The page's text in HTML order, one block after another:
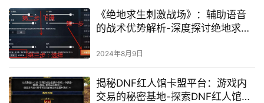
《绝地求生刺激战场》：辅助语音
的战术优势解析-深度探讨绝地求生
策略
2024年8月9日
揭秘DNF红人馆卡盟平台：游戏内
交易的秘密基地-探索DNF红人馆卡